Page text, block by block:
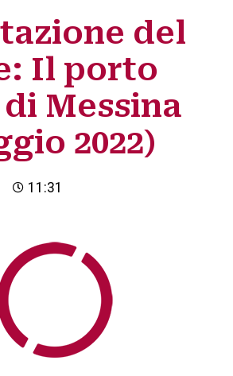
del
Il porto
Messina
2022)
11:31